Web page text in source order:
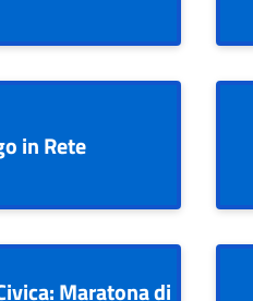
in Rete
Maratona di